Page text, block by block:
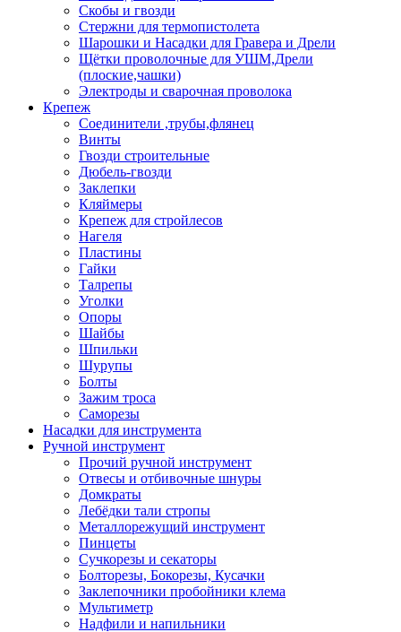
Скобы и гвозди
Стержни для термопистолета
Шарошки и Насадки для Гравера и Дрели
Щётки проволочные для УШМ,Дрели
(плоские,чашки)
Электроды и сварочная проволока
Крепеж
Соединители ,трубы,флянец
Винты
Гвозди строительные
Дюбель-гвозди
Заклепки
Кляймеры
Крепеж для стройлесов
Нагеля
Пластины
Гайки
Талрепы
Уголки
Опоры
Шайбы
Шпильки
Шурупы
Болты
Зажим троса
Саморезы
Насадки для инструмента
Ручной инструмент
Прочий ручной инструмент
Отвесы и отбивочные шнуры
Домкраты
Лебёдки тали стропы
Металлорежущий инструмент
Пинцеты
Сучкорезы и секаторы
Болторезы, Бокорезы, Кусачки
Заклепочники пробойники клема
Мультиметр
Надфили и напильники